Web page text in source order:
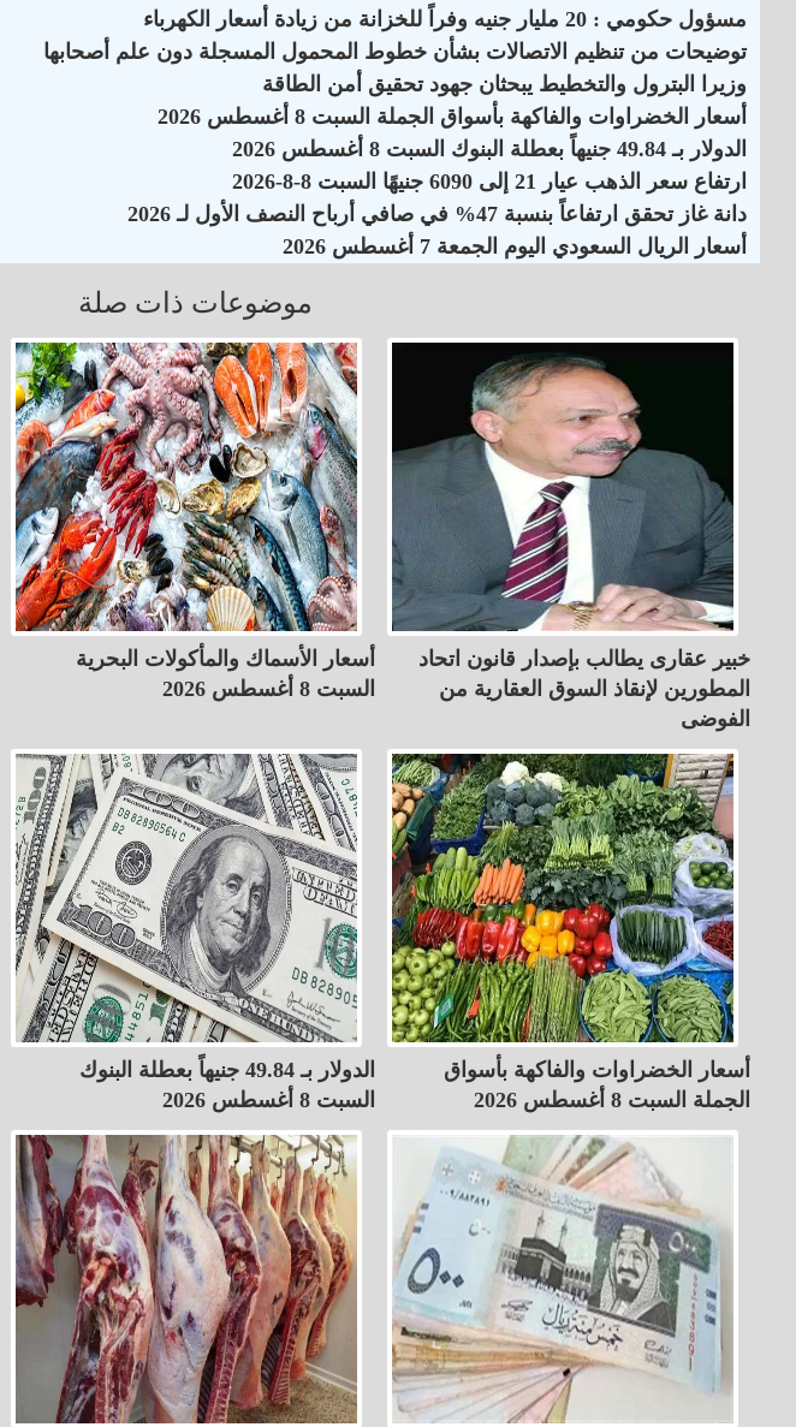
مسؤول حكومي : 20 مليار جنيه وفراً للخزانة من زيادة أسعار الكهرباء
توضيحات من تنظيم الاتصالات بشأن خطوط المحمول المسجلة دون علم أصحابها
وزيرا البترول والتخطيط يبحثان جهود تحقيق أمن الطاقة
أسعار الخضراوات والفاكهة بأسواق الجملة السبت 8 أغسطس 2026
الدولار بـ 49.84 جنيهاً بعطلة البنوك السبت 8 أغسطس 2026
ارتفاع سعر الذهب عيار 21 إلى 6090 جنيهًا السبت 8-8-2026
دانة غاز تحقق ارتفاعاً بنسبة 47% في صافي أرباح النصف الأول لـ 2026
أسعار الريال السعودي اليوم الجمعة 7 أغسطس 2026
موضوعات ذات صلة
خبير عقارى يطالب بإصدار قانون اتحاد
المطورين لإنقاذ السوق العقارية من
الفوضى
أسعار الأسماك والمأكولات البحرية
السبت 8 أغسطس 2026
أسعار الخضراوات والفاكهة بأسواق
الجملة السبت 8 أغسطس 2026
الدولار بـ 49.84 جنيهاً بعطلة البنوك
السبت 8 أغسطس 2026